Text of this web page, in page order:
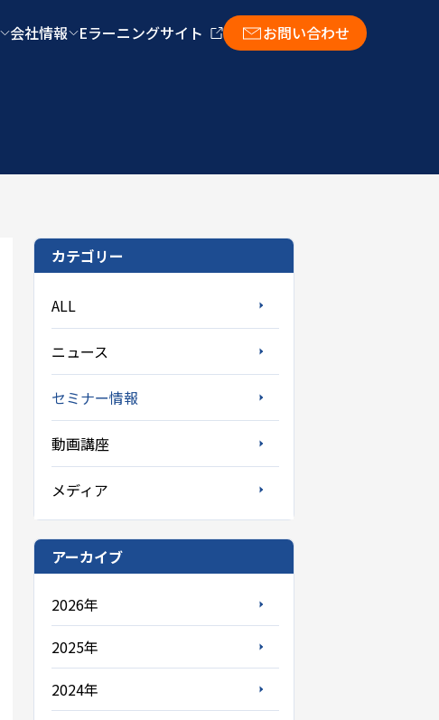
会社情報 Eラーニングサイト お問い合わせ
カテゴリー
ALL
ニュース
セミナー情報
動画講座
メディア
アーカイブ
2026年
2025年
2024年